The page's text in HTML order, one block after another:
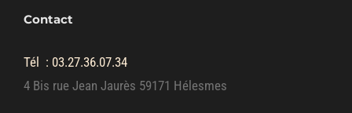
Contact
Tél : 03.27.36.07.34
4 Bis rue Jean Jaurès 59171 Hélesmes